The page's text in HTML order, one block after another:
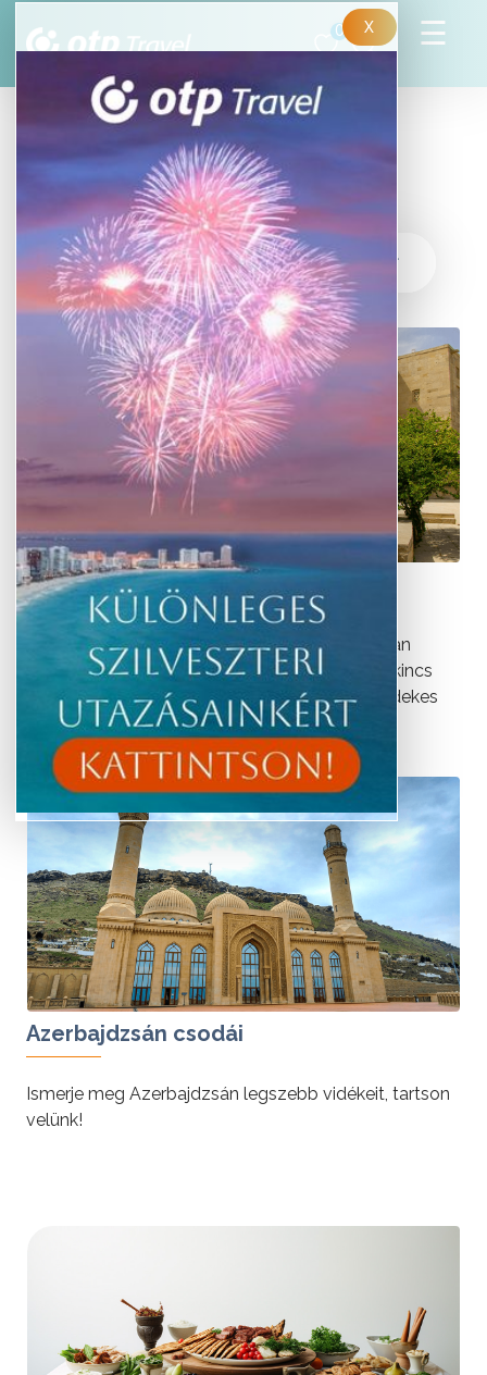
X
0
INSPIRÁCIÓK
Azerbajdzsán a tények tükrében
Azerbajdzsán Eurázsia dél-kaukázusi régiójában
fekszik. Számos természeti érték és kulturális kincs
birtokosa. Ismerje meg közelebbről néhány érdekes
tényen keresztül.
tovább »
Azerbajdzsán csodái
Ismerje meg Azerbajdzsán legszebb vidékeit, tartson
velünk!
tovább »